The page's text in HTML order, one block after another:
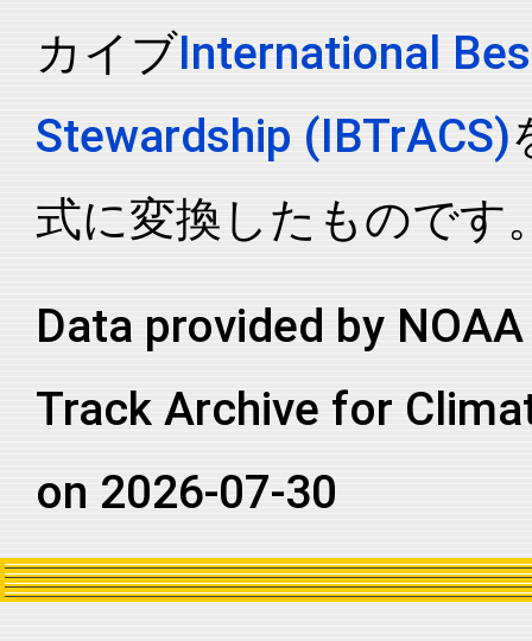
カイブInternational
Stewardship (IBTrACS)
式に変換したものです
Data provided by
Track Archive for
on 2026-07-30